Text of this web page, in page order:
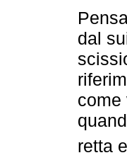
dal
come
retta